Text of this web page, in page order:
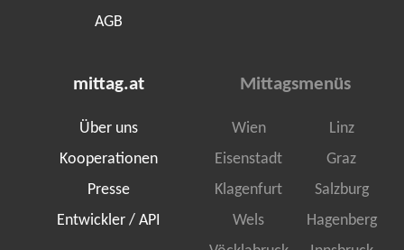
AGB
mittag.at
Über uns
Kooperationen
Presse
Entwickler / API
Mittagsmenüs
Wien
Linz
Eisenstadt
Graz
Klagenfurt
Salzburg
Wels
Hagenberg